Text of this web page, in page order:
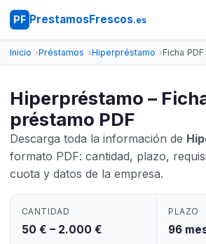
PF PrestamosFrescos.es
Inicio Préstamos Hiperpréstamo Ficha PDF
Hiperpréstamo –
préstamo PDF
Descarga toda la información de
formato PDF: cantidad, plazo,
cuota y datos de la empresa.
CANTIDAD
50 € – 2.000 €
PLAZO
96